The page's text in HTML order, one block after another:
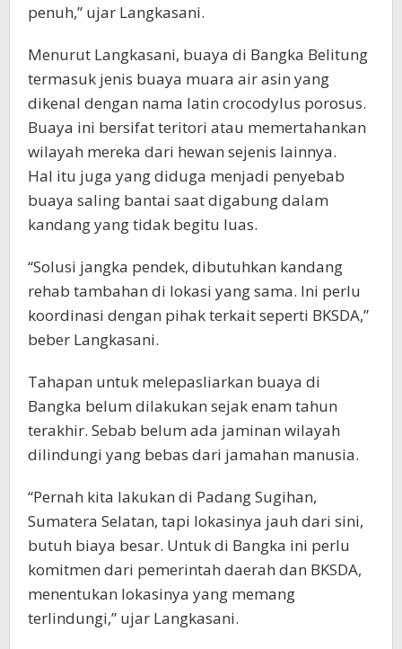
penuh,” ujar Langkasani.
Menurut Langkasani, buaya di Bangka Belitung
termasuk jenis buaya muara air asin yang
dikenal dengan nama latin crocodylus porosus.
Buaya ini bersifat teritori atau memertahankan
wilayah mereka dari hewan sejenis lainnya.
Hal itu juga yang diduga menjadi penyebab
buaya saling bantai saat digabung dalam
kandang yang tidak begitu luas.
“Solusi jangka pendek, dibutuhkan kandang
rehab tambahan di lokasi yang sama. Ini perlu
koordinasi dengan pihak terkait seperti BKSDA,”
beber Langkasani.
Tahapan untuk melepasliarkan buaya di
Bangka belum dilakukan sejak enam tahun
terakhir. Sebab belum ada jaminan wilayah
dilindungi yang bebas dari jamahan manusia.
“Pernah kita lakukan di Padang Sugihan,
Sumatera Selatan, tapi lokasinya jauh dari sini,
butuh biaya besar. Untuk di Bangka ini perlu
komitmen dari pemerintah daerah dan BKSDA,
menentukan lokasinya yang memang
terlindungi,” ujar Langkasani.